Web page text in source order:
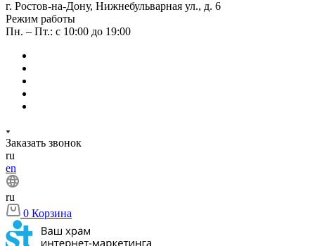
г. Ростов-на-Дону, Нижнебульварная ул., д. 6
Режим работы
Пн. – Пт.: с 10:00 до 19:00
Заказать звонок
ru
en
ru
0 Корзина